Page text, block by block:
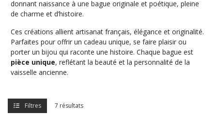
donnant naissance à une bague originale et poétique, pleine
de charme et d’histoire.
Ces créations allient artisanat français, élégance et originalité.
Parfaites pour offrir un cadeau unique, se faire plaisir ou
porter un bijou qui raconte une histoire. Chaque bague est
pièce unique, reflétant la beauté et la personnalité de la
vaisselle ancienne.
Filtres 7 résultats
et
porcelaine
Bagues
artisanales
en
(7)